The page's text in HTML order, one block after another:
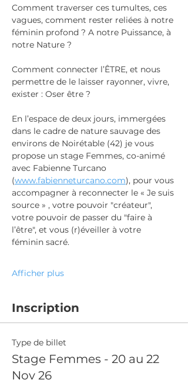
Comment traverser ces tumultes, ces
vagues, comment rester reliées à notre
féminin profond ? A notre Puissance, à
notre Nature ?
Comment connecter l’ÊTRE, et nous
permettre de le laisser rayonner, vivre,
exister : Oser être ?
En l’espace de deux jours, immergées
dans le cadre de nature sauvage des
environs de Noirétable (42) je vous
propose un stage Femmes, co-animé
avec Fabienne Turcano
(www.fabienneturcano.com), pour vous
accompagner à reconnecter le « Je suis
source » , votre pouvoir "créateur",
votre pouvoir de passer du "faire à
l’être", et vous (r)éveiller à votre
féminin sacré.
Afficher plus
Inscription
Type de billet
Stage Femmes - 20 au 22
Nov 26